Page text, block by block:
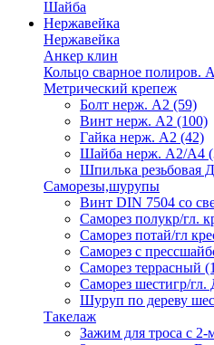
Шайба
Нержавейка
Нержавейка
Анкер клин
Кольцо сварное полиров.
Метрический крепеж
Болт нерж. А2 (59)
Винт нерж. А2 (100)
Гайка нерж. А2 (42)
Шайба нерж. А2/А4
Шпилька резьбовая
Саморезы,шурупы
Винт DIN 7504 со
Саморез полукр/гл.
Саморез потай/гл
Саморез с
Саморез террасный
Саморез шестигр/
Шуруп по дереву
Такелаж
Зажим для троса с